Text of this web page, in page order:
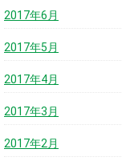
2017年6月
2017年5月
2017年4月
2017年3月
2017年2月